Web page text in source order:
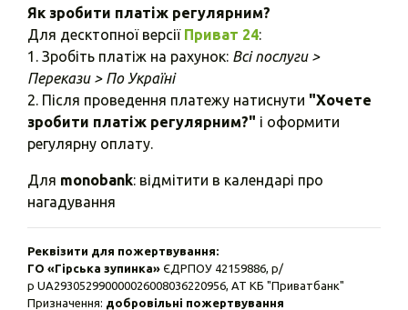
Як зробити платіж регулярним?
Для десктопної версії Приват 24:
1. Зробіть платіж на рахунок: Всі послуги >
Перекази > По Україні
2. Після проведення платежу натиснути "Хочете
зробити платіж регулярним?" і оформити
регулярну оплату.
Для monobank: відмітити в календарі про
нагадування
Реквізити для пожертвування:
ГО «Гірська зупинка» ЄДРПОУ 42159886, р/
р UA293052990000026008036220956, АТ КБ "Приватбанк"
Призначення: добровільні пожертвування